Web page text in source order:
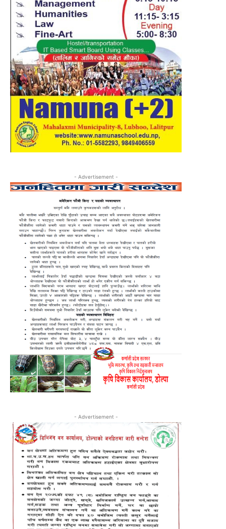
- Advertisement -
- Advertisement -